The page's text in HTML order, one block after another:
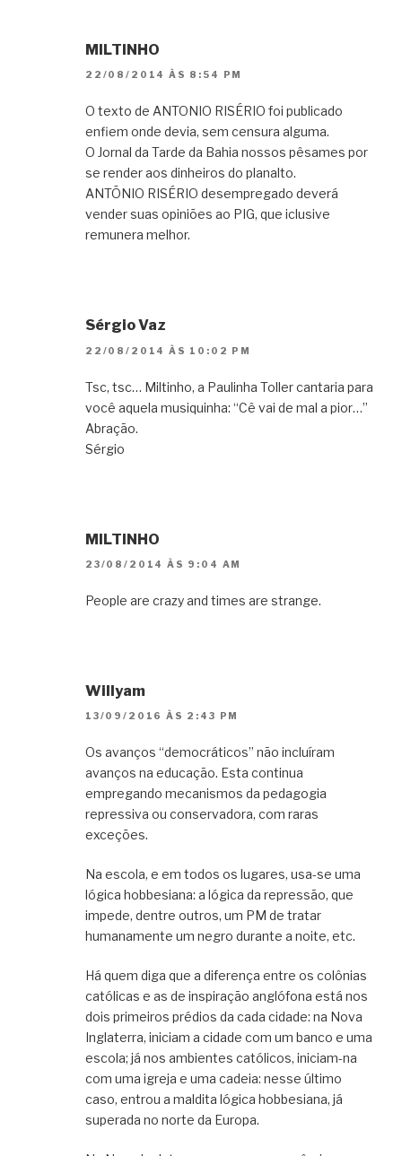
MILTINHO
22/08/2014 ÀS 8:54 PM
O texto de ANTONIO RISÉRIO foi publicado
enfiem onde devia, sem censura alguma.
O Jornal da Tarde da Bahia nossos pêsames por
se render aos dinheiros do planalto.
ANTÕNIO RISÉRIO desempregado deverá
vender suas opiniões ao PIG, que iclusive
remunera melhor.
Sérgio Vaz
22/08/2014 ÀS 10:02 PM
Tsc, tsc… Miltinho, a Paulinha Toller cantaria para
você aquela musiquinha: “Cê vai de mal a pior…”
Abração.
Sérgio
MILTINHO
23/08/2014 ÀS 9:04 AM
People are crazy and times are strange.
Willyam
13/09/2016 ÀS 2:43 PM
Os avanços “democráticos” não incluíram
avanços na educação. Esta continua
empregando mecanismos da pedagogia
repressiva ou conservadora, com raras
exceções.
Na escola, e em todos os lugares, usa-se uma
lógica hobbesiana: a lógica da repressão, que
impede, dentre outros, um PM de tratar
humanamente um negro durante a noite, etc.
Há quem diga que a diferença entre os colônias
católicas e as de inspiração anglófona está nos
dois primeiros prédios da cada cidade: na Nova
Inglaterra, iniciam a cidade com um banco e uma
escola; já nos ambientes católicos, iniciam-na
com uma igreja e uma cadeia: nesse último
caso, entrou a maldita lógica hobbesiana, já
superada no norte da Europa.